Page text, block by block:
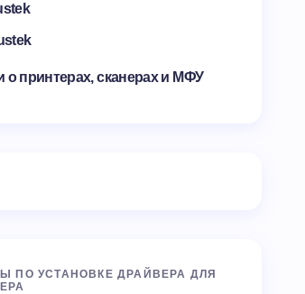
о принтерах, сканерах и МФУ
ПО УСТАНОВКЕ ДРАЙВЕРА ДЛЯ